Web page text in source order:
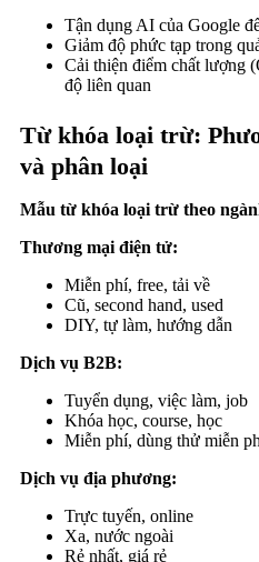
Tận dụng AI của Google
Giảm độ phức tạp trong
Cải thiện điểm chất lượng
độ liên quan
Từ khóa loại trừ:
và phân loại
Mẫu từ khóa loại trừ theo
Thương mại điện tử:
Miễn phí, free, tải về
Cũ, second hand, used
DIY, tự làm, hướng dẫn
Dịch vụ B2B:
Tuyển dụng, việc làm, job
Khóa học, course, học
Miễn phí, dùng thử miễn
Dịch vụ địa phương:
Trực tuyến, online
Xa, nước ngoài
Rẻ nhất, giá rẻ